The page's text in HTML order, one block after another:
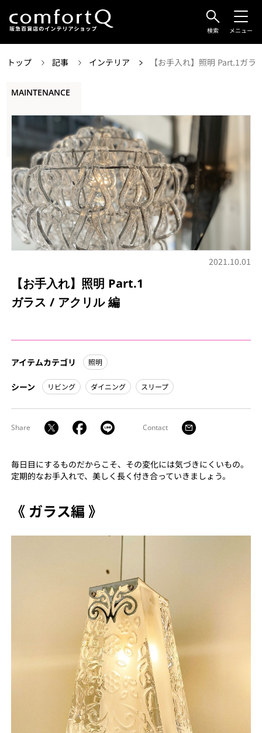
検索 メニュー
トップ 記事 インテリア 【お手入れ】照明 Part.1ガラ
MAINTENANCE
2021.10.01
【お手入れ】照明 Part.1
ガラス / アクリル 編
アイテムカテゴリ 照明
シーン リビング ダイニング スリープ
Share Contact
毎日目にするものだからこそ、その変化には気づきにくいもの。
定期的なお手入れで、美しく長く付き合っていきましょう。
《 ガラス編 》